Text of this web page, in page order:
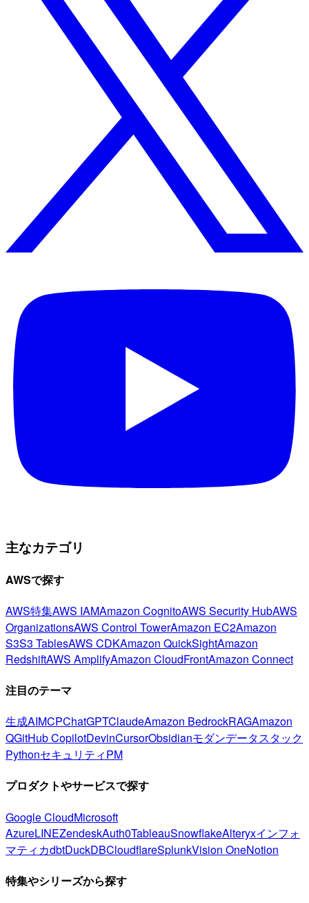
主なカテゴリ
AWSで探す
AWS特集AWS IAMAmazon CognitoAWS Security HubAWS
OrganizationsAWS Control TowerAmazon EC2Amazon
S3S3 TablesAWS CDKAmazon QuickSightAmazon
RedshiftAWS AmplifyAmazon CloudFrontAmazon Connect
注目のテーマ
生成AIMCPChatGPTClaudeAmazon BedrockRAGAmazon
QGitHub CopilotDevinCursorObsidianモダンデータスタック
PythonセキュリティPM
プロダクトやサービスで探す
Google CloudMicrosoft
AzureLINEZendeskAuth0TableauSnowflakeAlteryxインフォ
マティカdbtDuckDBCloudflareSplunkVision OneNotion
特集やシリーズから探す